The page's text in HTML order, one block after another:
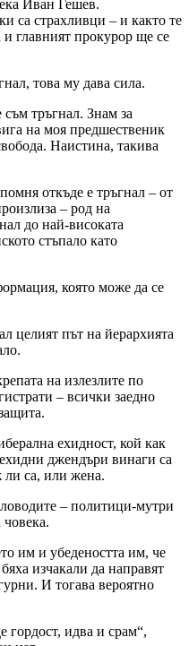
Иван Гешев.
са страхливци – и както те
и главният прокурор ще се
това му дава сила.
тръгнал. Знам за
на моя предшественик
Наистина, такива
откъде е тръгнал – от
– род на
до най-високата
стъпало като
която може да се
целият път на йерархията
на излезлите по
– всички заедно
ехидност, кой как
джендъри винаги са
са, или жена.
– политици-мутри
им и убедеността им, че
изчакали да направят
И тогава вероятно
гордост, идва и срам“,